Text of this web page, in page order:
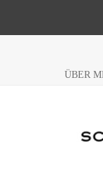
ÜBER